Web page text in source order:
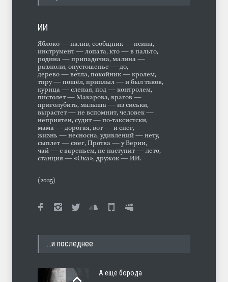
ИИ
Яблоко — налив, сообщник — псина,
инструмент — лопата, кто — в пальто,
родина — припадочна, малина —
разлюли, опустошенье — до,
дерево — ветла, покойник — кролем,
тпру — пошёл, приплыл — и был таков,
курица — слепая, под — контролем,
пистолет — Макарова, врагов —
приголубить, малыша — из сиськи,
вырастет — не вспомнит, человек —
неприятен, судит — по-таксистски,
мама — дорогая, вот — и снег,
жизнь — несносна, удивлений — нету,
сыплет — снег, Протва — у Верии,
чай — с вареньем, не наступит — лето,
станция — «Ока», дружок — ИИ.
(2025)
…и последнее
А ещё борода